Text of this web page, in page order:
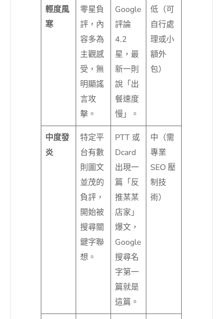
輕度風
寒
零星負
評，內
容多為
主觀感
受，無
明顯謠
言攻
擊。
Google
評論
4.2
星，最
新一則
說「出
餐速度
慢」。
低（可
自行處
理或小
額外
包）
中度發
炎
特定平
台有數
則圖文
並茂的
負評，
開始被
搜尋關
鍵字聯
想。
PTT 或
Dcard
出現一
篇「反
推某某
店家」
爆文，
Google
搜尋名
字第一
篇就是
這篇。
中（需
專業
SEO 壓
制技
術）